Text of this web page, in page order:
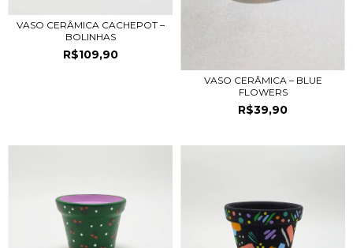
VASO CERÂMICA CACHEPOT –
BOLINHAS
R$109,90
VASO CERÂMICA – BLUE
FLOWERS
R$39,90